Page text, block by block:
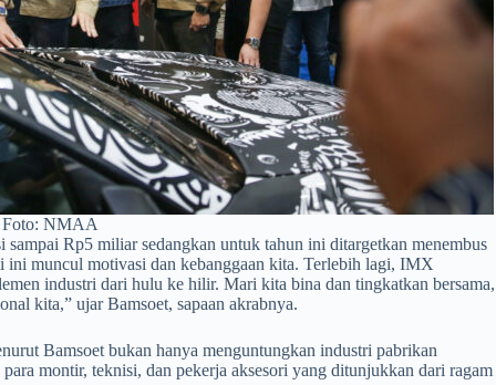
Foto: NMAA
Rp5 miliar sedangkan untuk tahun ini ditargetkan menembus
muncul motivasi dan kebanggaan kita. Terlebih lagi, IMX
industri dari hulu ke hilir. Mari kita bina dan tingkatkan bersama,
kita,” ujar Bamsoet, sapaan akrabnya.
Bamsoet bukan hanya menguntungkan industri pabrikan
montir, teknisi, dan pekerja aksesori yang ditunjukkan dari ragam